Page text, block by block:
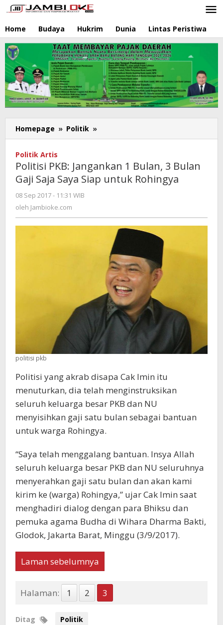
Lewati
ke
konten
Home Budaya Hukrim Dunia Lintas Peristiwa
Homepage » Politik »
PKB:
Bulan,
3
untuk
Rohingya
Politik Artis
Politisi PKB: Jangankan 1 Bulan, 3 Bulan
Gaji Saja Saya Siap untuk Rohingya
08 Sep 2017 - 11:31 WIB
oleh Jambioke.com
politisi pkb
Politisi yang akrab disapa Cak Imin itu
menuturkan, dia telah menginstruksikan
seluruh keluarga besar PKB dan NU
menyisihkan gaji satu bulan sebagai bantuan
untuk warga Rohingya.
“Saya telah menggalang bantuan. Insya Allah
seluruh keluarga besar PKB dan NU seluruhnya
menyerahkan gaji satu bulan dan akan kami
kirim ke (warga) Rohingya,” ujar Cak Imin saat
menghadiri dialog dengan para Bhiksu dan
pemuka agama Budha di Wihara Dharma Bakti,
Glodok, Jakarta Barat, Minggu (3/9/2017).
Laman sebelumnya
Halaman: 1 2 3
Ditag Politik